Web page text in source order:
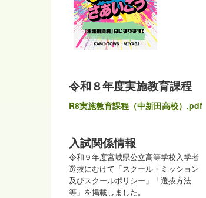
令和８年度実施教育課程
R8実施教育課程（中新田高校）.pdf
入試関係情報
令和９年度宮城県公立高等学校入学者
選抜にむけて「スクール・ミッション
及びスクールポリシー」「選抜方法
等」を掲載しました。